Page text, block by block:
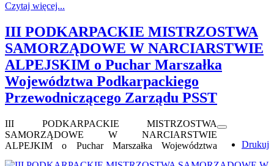
Czytaj więcej...
III PODKARPACKIE MISTRZOSTWA
SAMORZĄDOWE W NARCIARSTWIE
ALPEJSKIM o Puchar Marszałka
Województwa Podkarpackiego
Przewodniczącego Zarządu PSST
Drukuj
III PODKARPACKIE MISTRZOSTWA
SAMORZĄDOWE W NARCIARSTWIE
ALPEJKIM o Puchar Marszałka Województwa